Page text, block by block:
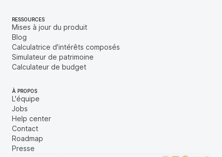
RESSOURCES
Mises à jour du produit
Blog
Calculatrice d'intérêts composés
Simulateur de patrimoine
Calculateur de budget
À PROPOS
L'équipe
Jobs
Help center
Contact
Roadmap
Presse